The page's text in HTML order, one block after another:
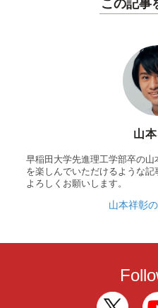
この記事
山
早稲田大学先進理工学部卒の
を楽しんでいただけるような記
よろしくお願いします。
山本祥彰